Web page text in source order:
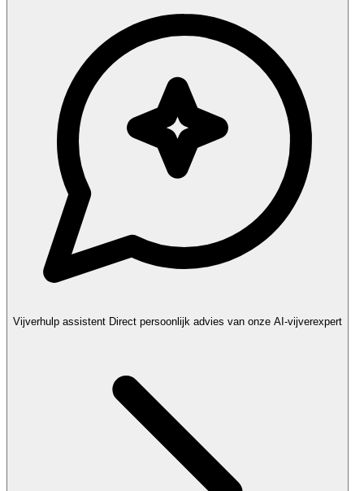
Vijverhulp assistent Direct persoonlijk advies van onze AI-vijverexpert